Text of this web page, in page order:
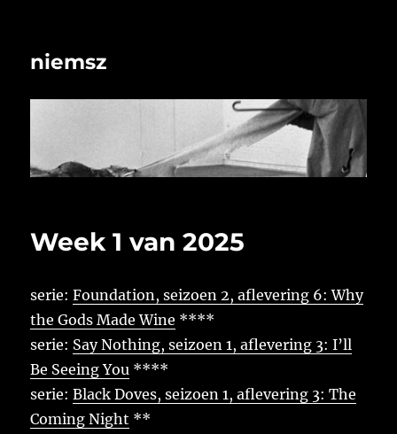
niemsz
Week 1 van 2025
serie:Foundation, seizoen 2, aflevering 6: Why
the Gods Made Wine ****
serie: Say Nothing, seizoen 1, aflevering 3: I’ll
Be Seeing You ****
serie:Black Doves, seizoen 1, aflevering 3: The
Coming Night **